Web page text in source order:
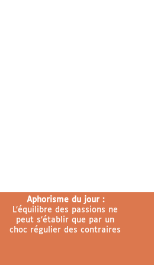
Aphorisme du jour :
L’équilibre des passions ne
peut s’établir que par un
choc régulier des contraires